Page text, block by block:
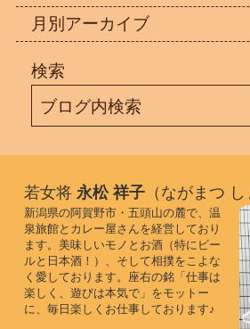
若女将 永松 祥子（ながまつ し
新潟県の阿賀野市・五頭山の麓で、温
泉旅館とカレー屋さんを経営しており
ます。美味しいモノとお酒（特にビー
ルと日本酒！）、そして相撲をこよな
く愛しております。座右の銘「仕事は
楽しく、遊びは本気で」をモットー
に、毎日楽しくお仕事しております♪
月別アーカイブ
検索